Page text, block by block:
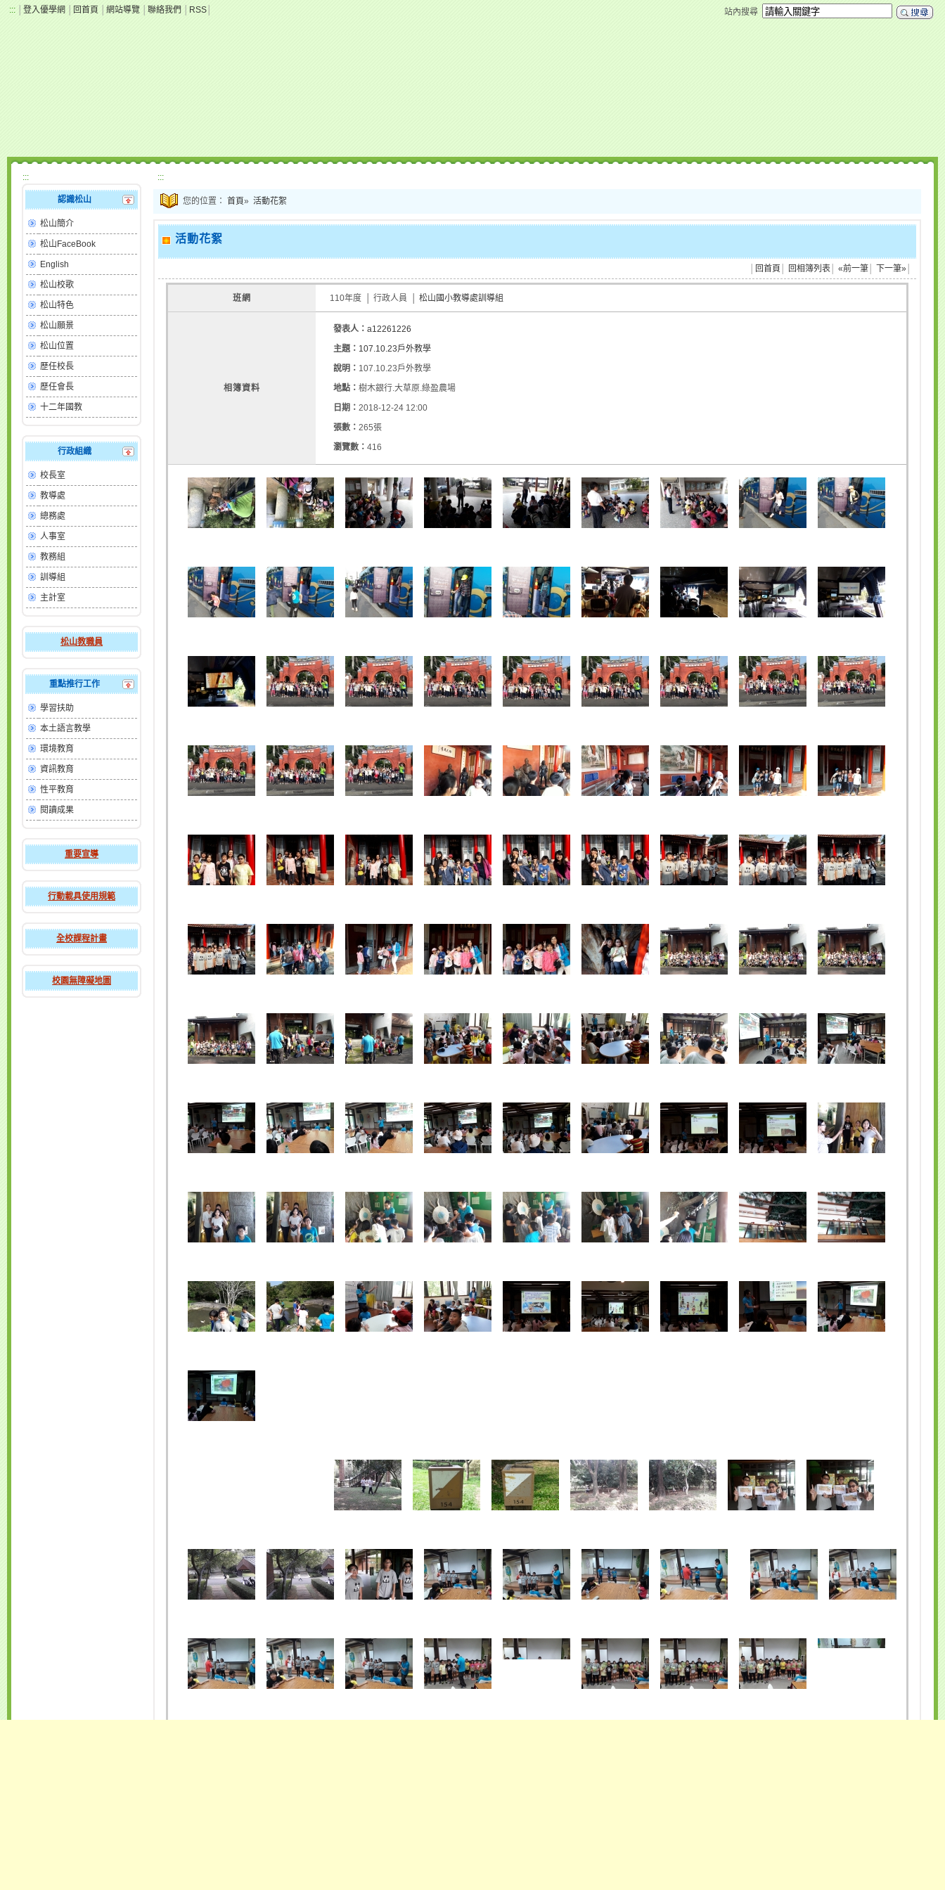
::: 登入優學網 回首頁 網站導覽 聯絡我們 RSS 站內搜尋
:::
認識松山
松山簡介
松山FaceBook
English
松山校歌
松山特色
松山願景
松山位置
歷任校長
歷任會長
十二年國教
行政組織
校長室
教導處
總務處
人事室
教務組
訓導組
主計室
松山教職員
重點推行工作
學習扶助
本土語言教學
環境教育
資訊教育
性平教育
閱讀成果
重要宣導
行動載具使用規範
全校課程計畫
校園無障礙地圖
:::
您的位置： 首頁» 活動花絮
活動花絮
回首頁 回相簿列表 «前一筆 下一筆»
班網 110年度 │ 行政人員 │ 松山國小教導處訓導組
相簿資料
發表人： a12261226
主題： 107.10.23戶外教學
說明： 107.10.23戶外教學
地點： 樹木銀行.大草原.綠盈農場
日期： 2018-12-24 12:00
張數： 265張
瀏覽數： 416